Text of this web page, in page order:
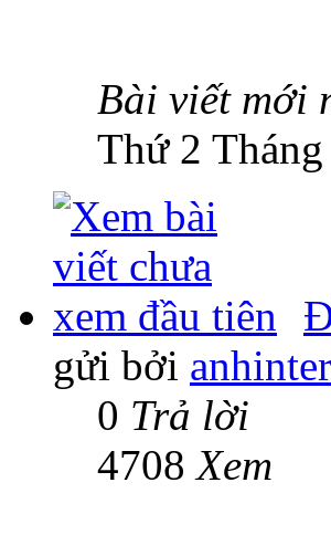
Bài viết mới
Thứ 2
gửi bởi anhinter
0 Trả lời
4708Xem